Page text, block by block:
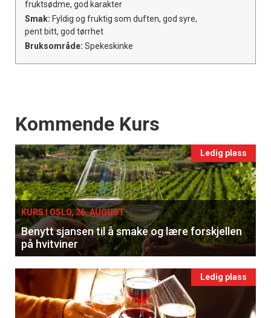
fruktsødme, god karakter
Smak: Fyldig og fruktig som duften, god syre,
pent bitt, god tørrhet
Bruksområde: Spekeskinke
Events
Kommende Kurs
Ledig plass
KURS I OSLO, 26. AUGUST
Benytt sjansen til å smake og lære forskjellen
på hvitviner
Ledig plass